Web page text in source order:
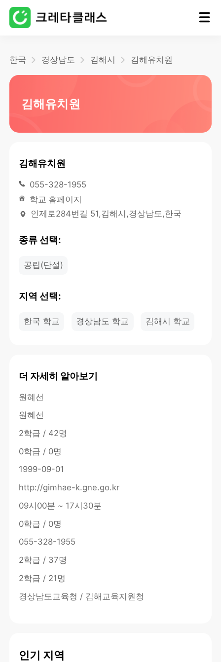
한국 경상남도 김해시 김해유치원
김해유치원
김해유치원
055-328-1955
학교 홈페이지
인제로284번길 51,김해시,경상남도,한국
종류 선택:
공립(단설)
지역 선택:
한국 학교 경상남도 학교 김해시 학교
더 자세히 알아보기
원혜선
원혜선
2학급 / 42명
0학급 / 0명
1999-09-01
http://gimhae-k.gne.go.kr
09시00분 ~ 17시30분
0학급 / 0명
055-328-1955
2학급 / 37명
2학급 / 21명
경상남도교육청 / 김해교육지원청
인기 지역